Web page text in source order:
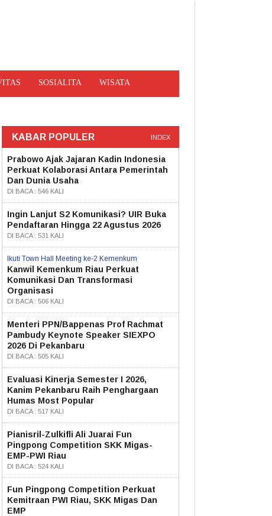
SOSIALITA WISATA
KABAR POPULER INDEX
Prabowo Ajak Jajaran Kadin Indonesia
Perkuat Kolaborasi Antara Pemerintah
Dan Dunia Usaha
DI BACA : 546 KALI
Ingin Lanjut S2 Komunikasi? UIR Buka
Pendaftaran Hingga 22 Agustus 2026
DI BACA : 531 KALI
Ikuti Town Hall Meeting ke-2 Kemenkum
Kanwil Kemenkum Riau Perkuat
Komunikasi Dan Transformasi
Organisasi
DI BACA : 506 KALI
Menteri PPN/Bappenas Prof Rachmat
Pambudy Keynote Speaker SIEXPO
2026 Di Pekanbaru
DI BACA : 505 KALI
Evaluasi Kinerja Semester I 2026,
Kanim Pekanbaru Raih Penghargaan
Humas Most Popular
DI BACA : 517 KALI
Pianisril-Zulkifli Ali Juarai Fun
Pingpong Competition SKK Migas-
EMP-PWI Riau
DI BACA : 524 KALI
Fun Pingpong Competition Perkuat
Kemitraan PWI Riau, SKK Migas Dan
EMP